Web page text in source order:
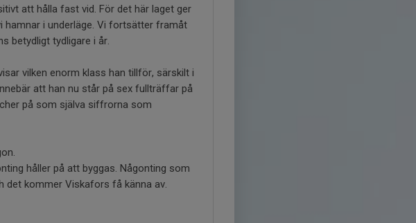
att hålla fast vid. För det här laget ger
hamnar i underläge. Vi fortsätter framåt
betydligt tydligare i år.
vilken enorm klass han tillför, särskilt i
att han nu står på sex fullträffar på
på som själva siffrorna som
håller på att byggas. Någonting som
det kommer Viskafors få känna av.